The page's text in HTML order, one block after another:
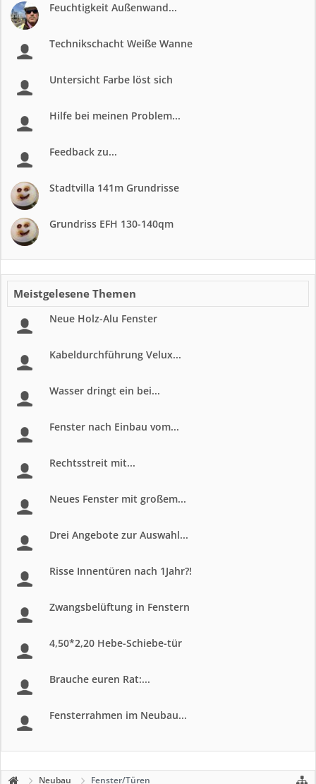
Feuchtigkeit Außenwand...
Technikschacht Weiße Wanne
Untersicht Farbe löst sich
Hilfe bei meinen Problem...
Feedback zu...
Stadtvilla 141m Grundrisse
Grundriss EFH 130-140qm
Meistgelesene Themen
Neue Holz-Alu Fenster
Kabeldurchführung Velux...
Wasser dringt ein bei...
Fenster nach Einbau vom...
Rechtsstreit mit...
Neues Fenster mit großem...
Drei Angebote zur Auswahl...
Risse Innentüren nach 1Jahr?!
Zwangsbelüftung in Fenstern
4,50*2,20 Hebe-Schiebe-tür
Brauche euren Rat:...
Fensterrahmen im Neubau...
Neubau Fenster/Türen